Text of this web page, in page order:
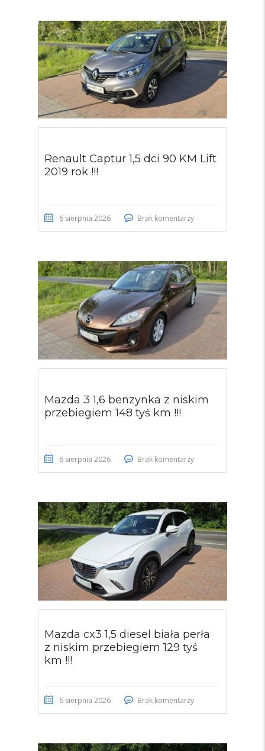
Renault Captur 1,5 dci 90 KM Lift
2019 rok !!!
6 sierpnia 2026 Brak komentarzy
Mazda 3 1,6 benzynka z niskim
przebiegiem 148 tyś km !!!
6 sierpnia 2026 Brak komentarzy
Mazda cx3 1,5 diesel biała perła
z niskim przebiegiem 129 tyś
km !!!
6 sierpnia 2026 Brak komentarzy